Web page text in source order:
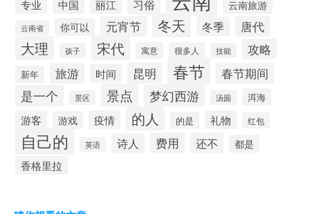
专业 中国 丽江 习俗 云南旅游
云南省 你可以 元宵节 冬天 冬季 唐代
大理 孩子 宋代 寓意 很多人 技能 攻略
新年 旅游 时间 昆明 春节 春节期间
是一个 景区 景点 梦幻西游 汤圆 洱海
游客 游戏 疫情 的人 的是 礼物 红包
自己的 英语 诗人 费用 还不 都是
香格里拉